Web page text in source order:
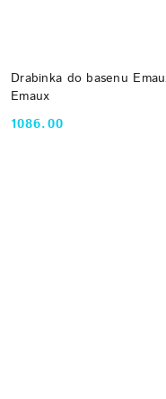
Drabinka do basenu
Emaux
Cena:
1086.00